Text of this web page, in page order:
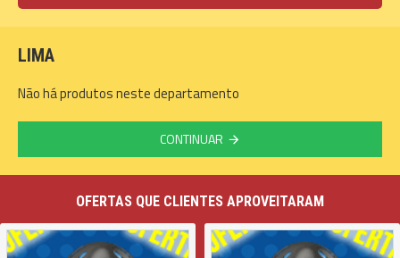
LIMA
Não há produtos neste departamento
CONTINUAR
OFERTAS QUE CLIENTES APROVEITARAM